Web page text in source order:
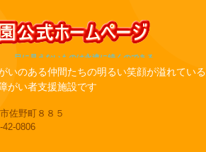
見えないものは永遠に続くのである
いのある仲間たちの明るい笑顔が溢れている
がい者支援施設です
佐野町８８５
42-0806